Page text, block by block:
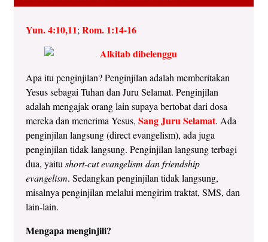
Yun. 4:10,11;Rom. 1:14-16
Apa itu penginjilan? Penginjilan adalah memberitakan
Yesus sebagai Tuhan dan Juru Selamat. Penginjilan
adalah mengajak orang lain supaya bertobat dari dosa
mereka dan menerima Yesus,Sang Juru Selamat. Ada
penginjilan langsung (direct evangelism), ada juga
penginjilan tidak langsung. Penginjilan langsung terbagi
dua, yaitushort-cut evangelism dan friendship
evangelism. Sedangkan penginjilan tidak langsung,
misalnya penginjilan melalui mengirim traktat, SMS, dan
lain-lain.
Mengapa menginjili?